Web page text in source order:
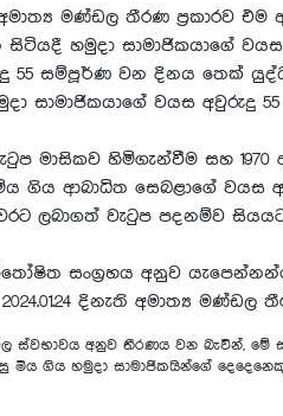
දිනැති අමාත්‍ය මණ්ඩල තීරණ ප්‍රකාරව
හමුදා සාමාජිකයාගේ
සම්පූර්ණ වන දිනය තෙක් යුද්ධ
සාමාජිකයාගේ වයස අවුරුදු
මාසිකව හිමිගැන්වීම සහ 1970
ගිය ආබාධිත සෙබළාගේ වයස
ලබාගත් වැටුප පදනම්ව
සංග්‍රහය අනුව
2024.01.24 දිනැති අමාත්‍ය
ස්වභාවය අනුව තීරණය වන බැවින්,
ගිය හමුදා සාමාජිකයින්ගේ